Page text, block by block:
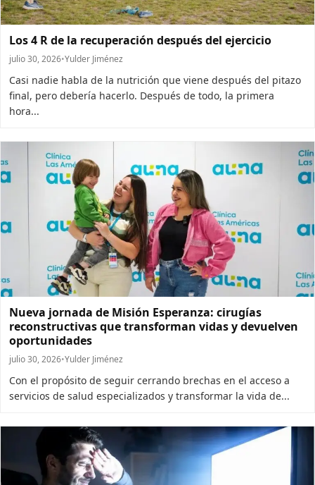
Los 4 R de la recuperación después del ejercicio
julio 30, 2026•Yulder Jiménez
Casi nadie habla de la nutrición que viene después del pitazo
final, pero debería hacerlo. Después de todo, la primera
hora...
Nueva jornada de Misión Esperanza: cirugías
reconstructivas que transforman vidas y devuelven
oportunidades
julio 30, 2026•Yulder Jiménez
Con el propósito de seguir cerrando brechas en el acceso a
servicios de salud especializados y transformar la vida de...